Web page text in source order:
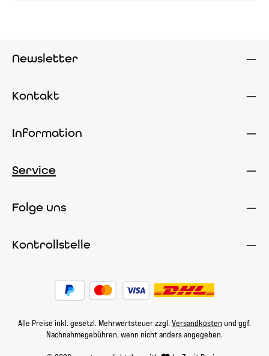
Newsletter
Kontakt
Information
Service
Folge uns
Kontrollstelle
Alle Preise inkl. gesetzl. Mehrwertsteuer zzgl. Versandkosten und ggf.
Nachnahmegebühren, wenn nicht anders angegeben.